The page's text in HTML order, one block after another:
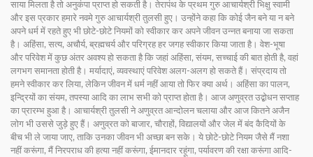
साया मिलता है तो अनुकंपा प्राप्त हो सकती है। तेरापंथ के प्रथम गुरु आचार्यश्री भिक्षु स्वामी
और इस प्रकार हमारे नवमे गुरु आचार्यश्री तुलसी हुए। उन्होंने कहा कि कोई जैन बने या न बने
अपने धर्म में रहते हुए भी छोटे-छोटे नियमों को स्वीकार कर अपने जीवन उन्नत बनाया जा सकता
है। अहिंसा, सत्य, अचौर्य, ब्रह्मचर्य और परिग्रह हर जगह स्वीकार किया जाता है। वेश-भूषा
और परिवेश में कुछ अंतर अवश्य हो सकता है कि जहां अहिंसा, संयम, सच्चाई की बात होती है, वहां
लगभग समानता होती है। मर्यादाएं, व्यवस्थाएं परिवेश अलग-अलग हो सकते हैं। संप्रदाय तो
हमने स्वीकार कर लिया, लेकिन जीवन में धर्म नहीं आया तो फिर क्या अर्थ। अहिंसा का पालन,
इन्द्रियों का संयम, तपस्या आदि का लाभ सभी को प्राप्त होता है। आज अणुव्रत उद्बोधन सप्ताह
का प्रारम्भ हुआ है। आचार्यश्री तुलसी ने अणुव्रत आन्दोलन चलाया और आज कितने अजैन
लोग भी उससे जुड़े हुए हैं। अणुव्रत को बाजार, चौराहों, विद्यालयों और जेल में बंद कैदियों के
बीच भी ले जाया जाए, ताकि उनका जीवन भी अच्छा बन सके। ये छोटे-छोटे नियम जैसे मैं नशा
नहीं करूंगा, मैं निरपराध की हत्या नहीं करूंगा, ईमानदार रहूंगा, पर्यावरण की रक्षा करूंगा आदि-